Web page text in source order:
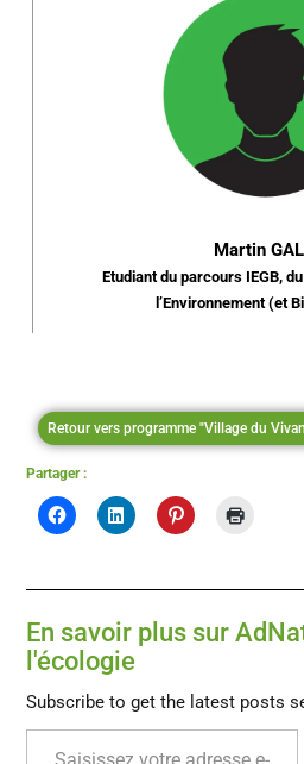
Martin
Etudiant du parcours IEGB,
l’Environnement (et
Retour vers programme "Village du
Partager :
En savoir plus sur
l'écologie
Subscribe to get the latest posts